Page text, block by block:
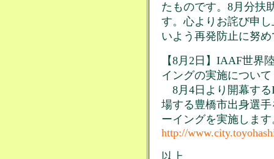
たものです。8月分扶
す。心よりお詫び申
いよう再発防止に努
【8月2日】IAAF世界
イングの実施について
8月4日より開幕する
場する豊橋市出身選
ーイングを実施します
http://
以上